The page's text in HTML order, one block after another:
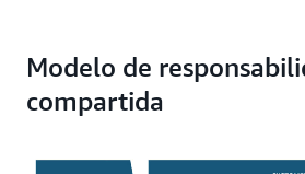
Modelo de
compartida